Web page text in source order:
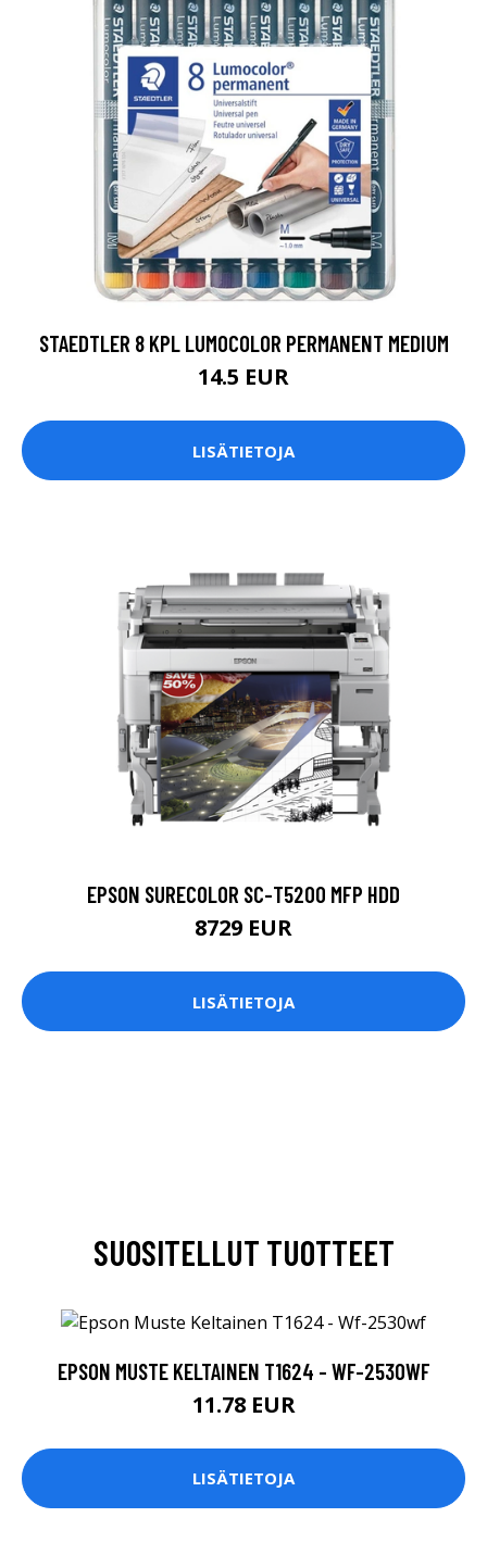
STAEDTLER 8 KPL LUMOCOLOR PERMANENT MEDIUM
14.5 EUR
LISÄTIETOJA
EPSON SURECOLOR SC-T5200 MFP HDD
8729 EUR
LISÄTIETOJA
SUOSITELLUT TUOTTEET
EPSON MUSTE KELTAINEN T1624 - WF-2530WF
11.78 EUR
LISÄTIETOJA